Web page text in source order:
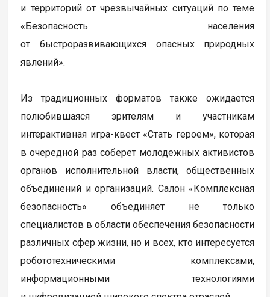
и территорий от чрезвычайных ситуаций по теме
«Безопасность населения
от быстроразвивающихся опасных природных
явлений».
Из традиционных форматов также ожидается
полюбившаяся зрителям и участникам
интерактивная игра-квест «Стать героем», которая
в очередной раз соберет молодежных активистов
органов исполнительной власти, общественных
объединений и организаций. Салон «Комплексная
безопасность» объединяет не только
специалистов в области обеспечения безопасности
различных сфер жизни, но и всех, кто интересуется
робототехническими комплексами,
информационными технологиями